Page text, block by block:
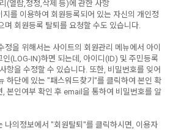
(열람,정정,삭제 등)에 관한 사항
를 이용하여 회원등록되어 있는 자신의 개인정
며 회원등록 탈퇴를 요청할 수도 있습니다.
정을 위해서는 사이트의 회원관리 메뉴에서 아이
(LOG-IN)하면 되는데, 아이디(ID) 및 주민등록
항을 수정할 수 있습니다. 또한, 비밀번호를 잊어
하단에 있는 "패스워드찾기"를 클릭하여 본인 확
본인여부 확인 후 email을 통하여 비밀번호를 알
나의정보에서 "회원탈퇴"를 클릭하시면, 이용자